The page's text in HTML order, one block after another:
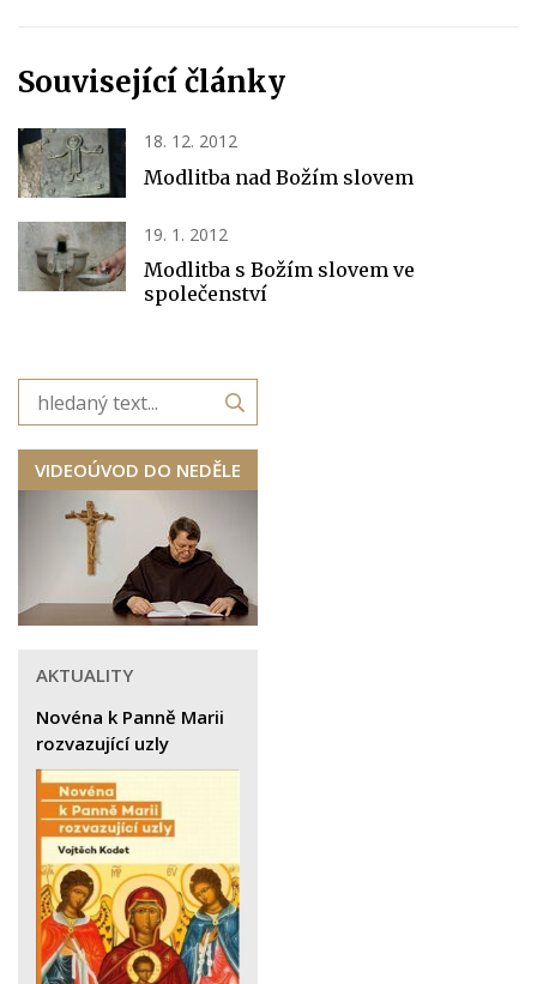
Související články
18. 12. 2012
Modlitba nad Božím slovem
19. 1. 2012
Modlitba s Božím slovem ve
společenství
VIDEOÚVOD DO NEDĚLE
AKTUALITY
Novéna k Panně Marii
rozvazující uzly